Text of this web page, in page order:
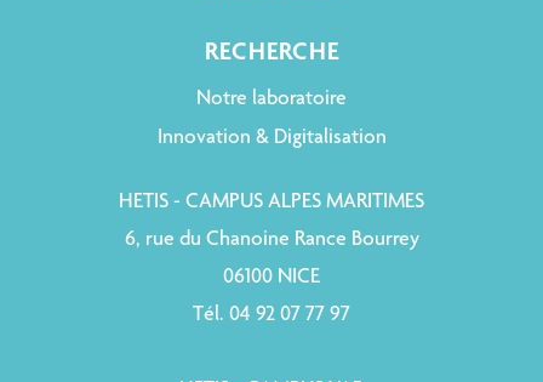
RECHERCHE
Notre laboratoire
Innovation & Digitalisation
HETIS - CAMPUS ALPES MARITIMES
6, rue du Chanoine Rance Bourrey
06100 NICE
Tél. 04 92 07 77 97